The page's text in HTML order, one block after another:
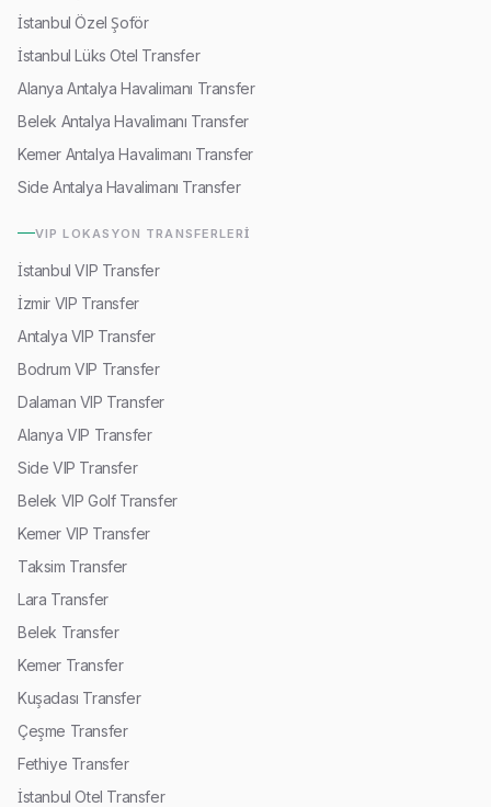
İstanbul Özel Şoför
İstanbul Lüks Otel Transfer
Alanya Antalya Havalimanı Transfer
Belek Antalya Havalimanı Transfer
Kemer Antalya Havalimanı Transfer
Side Antalya Havalimanı Transfer
VIP LOKASYON TRANSFERLERI
İstanbul VIP Transfer
İzmir VIP Transfer
Antalya VIP Transfer
Bodrum VIP Transfer
Dalaman VIP Transfer
Alanya VIP Transfer
Side VIP Transfer
Belek VIP Golf Transfer
Kemer VIP Transfer
Taksim Transfer
Lara Transfer
Belek Transfer
Kemer Transfer
Kuşadası Transfer
Çeşme Transfer
Fethiye Transfer
İstanbul Otel Transfer